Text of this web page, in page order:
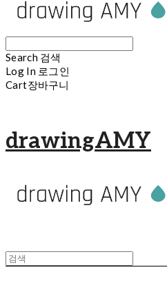
Search 검색
Log In 로그인
Cart장바구니
drawingAMY